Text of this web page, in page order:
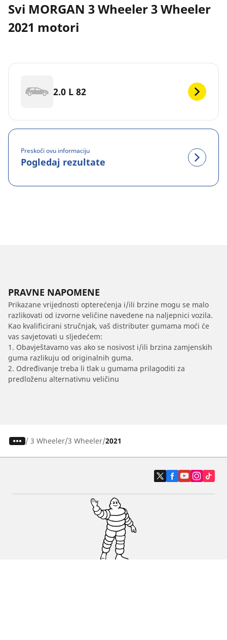
Svi MORGAN 3 Wheeler 3 Wheeler
2021 motori
2.0 L 82
Preskoči ovu informaciju
Pogledaj rezultate
PRAVNE NAPOMENE
Prikazane vrijednosti opterećenja i/ili brzine mogu se malo
razlikovati od izvorne veličine navedene na naljepnici vozila.
Kao kvalificirani stručnjak, vaš distributer gumama moći će
vas savjetovati u sljedećem:
1. Obavještavamo vas ako se nosivost i/ili brzina zamjenskih
guma razlikuju od originalnih guma.
2. Određivanje treba li tlak u gumama prilagoditi za
predloženu alternativnu veličinu
/ 3 Wheeler 3 Wheeler 2021